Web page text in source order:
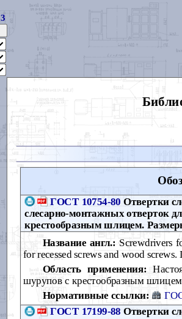
ГОСТ 10754-80 Отвертки
слесарно-монтажных отверток
крестообразным шлицем.
Название англ.: Screwdrivers
for recessed screws and wood screws.
Область применения:
шурупов с крестообразным шлицем
Нормативные ссылки:
ГОСТ 17199-88 Отвертки